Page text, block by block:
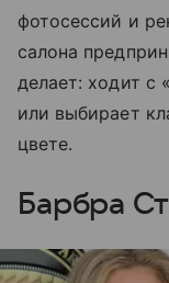
фотосессий и
салона
делает: ходит с
или выбирает
цвете.
Барбра